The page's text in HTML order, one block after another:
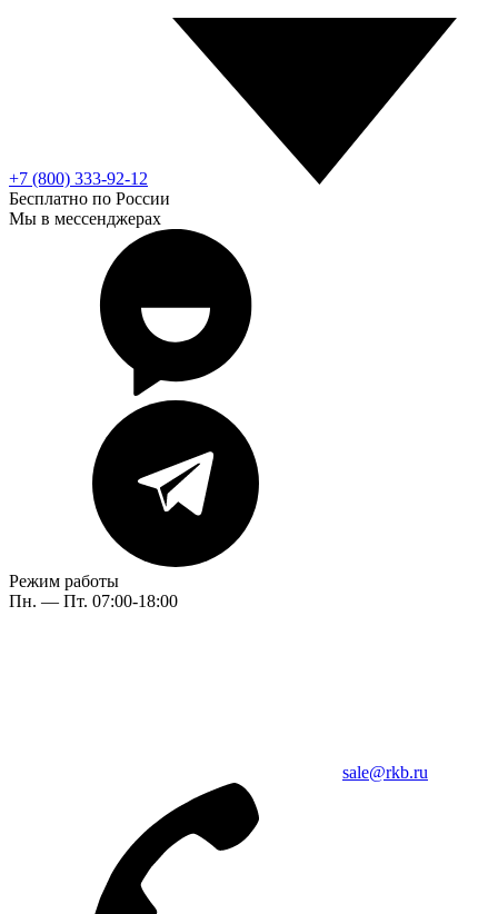
+7 (800) 333-92-12
Бесплатно по России
Мы в мессенджерах
Режим работы
Пн. — Пт. 07:00-18:00
sale@rkb.ru